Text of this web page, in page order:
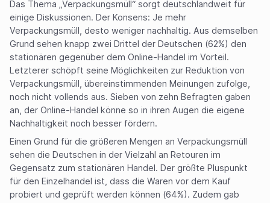
Das Thema „Verpackungsmüll“ sorgt deutschlandweit für
einige Diskussionen. Der Konsens: Je mehr
Verpackungsmüll, desto weniger nachhaltig. Aus demselben
Grund sehen knapp zwei Drittel der Deutschen (62%) den
stationären gegenüber dem Online-Handel im Vorteil.
Letzterer schöpft seine Möglichkeiten zur Reduktion von
Verpackungsmüll, übereinstimmenden Meinungen zufolge,
noch nicht vollends aus. Sieben von zehn Befragten gaben
an, der Online-Handel könne so in ihren Augen die eigene
Nachhaltigkeit noch besser fördern.
Einen Grund für die größeren Mengen an Verpackungsmüll
sehen die Deutschen in der Vielzahl an Retouren im
Gegensatz zum stationären Handel. Der größte Pluspunkt
für den Einzelhandel ist, dass die Waren vor dem Kauf
probiert und geprüft werden können (64%). Zudem gab